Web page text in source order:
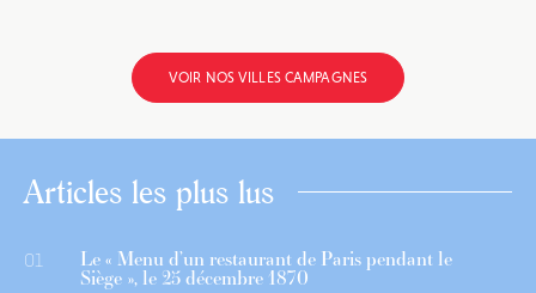
VOIR NOS VILLES CAMPAGNES
Articles les plus lus
01 Le « Menu d’un restaurant de Paris pendant le
Siège », le 25 décembre 1870